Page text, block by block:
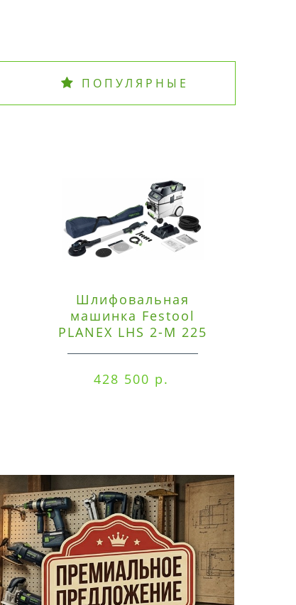
ПОПУЛЯРНЫЕ
Шлифовальная
машинка Festool
PLANEX LHS 2-M 225
428 500 р.